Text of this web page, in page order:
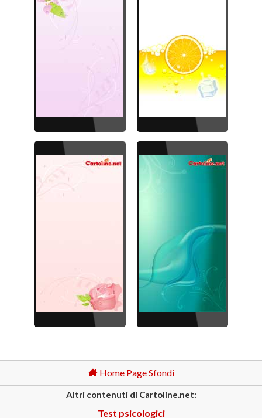
Home Page Sfondi
Altri contenuti di Cartoline.net:
Test psicologici